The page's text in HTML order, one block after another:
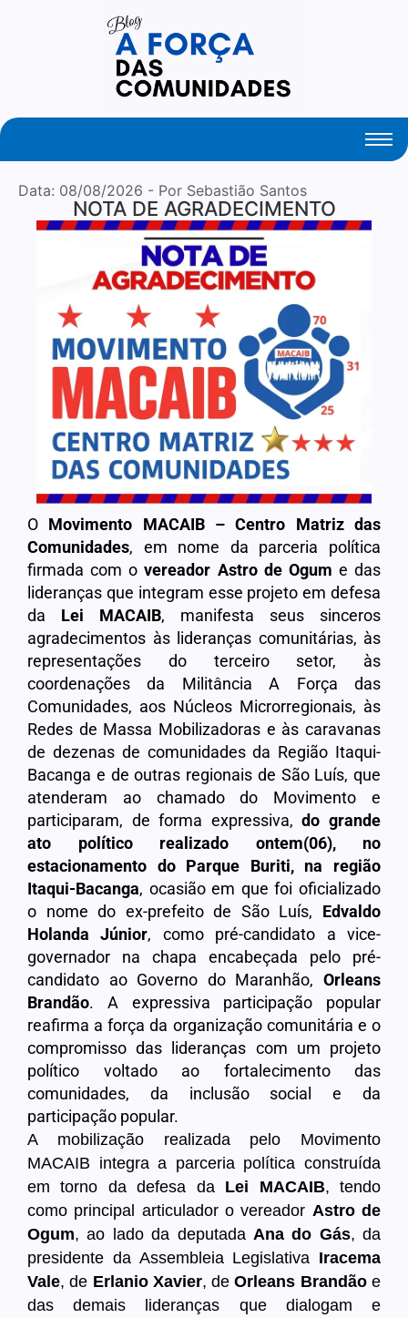
Your Daily Source of Fresh Articles
Data: 08/08/2026 - Por Sebastião Santos
NOTA DE AGRADECIMENTO
O Movimento MACAIB – Centro Matriz das
Comunidades, em nome da parceria política
firmada com overeador Astro de Ogum e das
lideranças que integram esse projeto em defesa
da Lei MACAIB, manifesta seus sinceros
agradecimentos às lideranças comunitárias, às
representações do terceiro setor, às
coordenações da Militância A Força das
Comunidades, aos Núcleos Microrregionais, às
Redes de Massa Mobilizadoras e às caravanas
de dezenas de comunidades da Região Itaqui-
Bacanga e de outras regionais de São Luís, que
atenderam ao chamado do Movimento e
participaram, de forma expressiva,do grande
ato político realizado ontem(06), no
estacionamento do Parque Buriti, na região
Itaqui-Bacanga, ocasião em que foi oficializado
o nome do ex-prefeito de São Luís, Edvaldo
Holanda Júnior, como pré-candidato a vice-
governador na chapa encabeçada pelo pré-
candidato ao Governo do Maranhão, Orleans
Brandão. A expressiva participação popular
reafirma a força da organização comunitária e o
compromisso das lideranças com um projeto
político voltado ao fortalecimento das
comunidades, da inclusão social e da
participação popular.
A mobilização realizada pelo Movimento
MACAIB integra a parceria política construída
em torno da defesa da Lei MACAIB, tendo
como principal articulador o vereador Astro de
Ogum, ao lado da deputada Ana do Gás, da
presidente da Assembleia Legislativa Iracema
Vale, de Erlanio Xavier, deOrleans Brandãoe
das demais lideranças que dialogam e